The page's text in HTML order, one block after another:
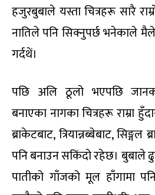
हजुरबुबाले यस्ता चित्रहरू सारै
नातिले पनि सिक्नुपर्छ भनेकाले
गर्दथें।
पछि अलि ठूलो भएपछि
बनाएका नागका चित्रहरू राम्रा
ब्राकेटबाट, त्रियान्नब्बेबाट,
पनि बनाउन सकिंदो रहेछ। बुबाले
पातीको गाँजको मूल हाँगामा